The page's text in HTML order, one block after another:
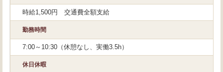
時給1,500円 交通費全額支給
勤務時間
7:00～10:30（休憩なし、実働3.5h）
休日休暇